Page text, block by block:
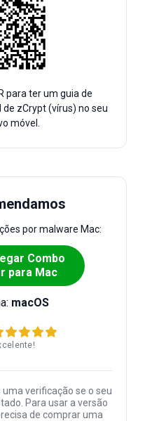
para ter um guia de
zCrypt (vírus) no seu
móvel.
por malware Mac:
Combo
para Mac
macOS
verificação se o seu
Para usar a versão
de comprar uma